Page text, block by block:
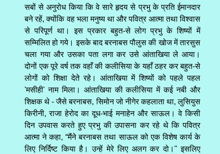
सबों से अनुरोध किया कि वे सारे हृदय से प्रभु के प्रति ईमानदार
बने रहें, क्योंकि वह भला मनुष्य था और पवित्र आत्मा तथा विश्वास
से परिपूर्ण था। इस प्रकार बहुत-से लोग प्रभु के शिष्यों में
सम्मिलित हो गये। इसके बाद बरनाबस पौलुस की खोज में तारसुस
चला गया और उसका पता लगा कर उसे आंताखिया ले आया।
दोनों एक पूरे वर्ष तक वहाँ की कलीसिया के यहाँ ठहर कर बहुत-से
लोगों को शिक्षा देते रहे। आंताखिया में शिष्यों को पहले पहल
'मसीही' नाम मिला। आंताखिया की कलीसिया में कई नबी और
शिक्षक थे - जैसे बरनाबस, सिमोन जो नीगेर कहलाता था, लुसियुस
किरीनी, राजा हेरोद का दूध-भाई मनाहेन और साऊल। वे किसी
दिन उपवास करते हुए प्रभु की उपासना कर रहे थे कि पवित्र
आत्मा ने कहा, “मैंने बरनाबस तथा साऊल को एक विशेष कार्य के
लिए निर्दिष्ट किया है। उन्हें मेरे लिए अलग कर दो।" इसलिए